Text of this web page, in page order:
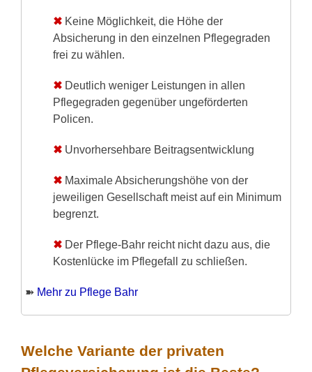
✖Keine Möglichkeit, die Höhe der
Absicherung in den einzelnen Pflegegraden
frei zu wählen.
✖Deutlich weniger Leistungen in allen
Pflegegraden gegenüber ungeförderten
Policen.
✖Unvorhersehbare Beitragsentwicklung
✖Maximale Absicherungshöhe von der
jeweiligen Gesellschaft meist auf ein Minimum
begrenzt.
✖Der Pflege-Bahr reicht nicht dazu aus, die
Kostenlücke im Pflegefall zu schließen.
➽ Mehr zu Pflege Bahr
Welche Variante der privaten